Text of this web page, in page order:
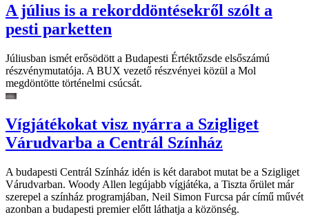
A július is a rekorddöntésekről szólt a
pesti parketten
Júliusban ismét erősödött a Budapesti Értéktőzsde elsőszámú
részvénymutatója. A BUX vezető részvényei közül a Mol
megdöntötte történelmi csúcsát.
Vígjátékokat visz nyárra a Szigliget
Várudvarba a Centrál Színház
A budapesti Centrál Színház idén is két darabot mutat be a Szigliget
Várudvarban. Woody Allen legújabb vígjátéka, a Tiszta őrület már
szerepel a színház programjában, Neil Simon Furcsa pár című művét
azonban a budapesti premier előtt láthatja a közönség.